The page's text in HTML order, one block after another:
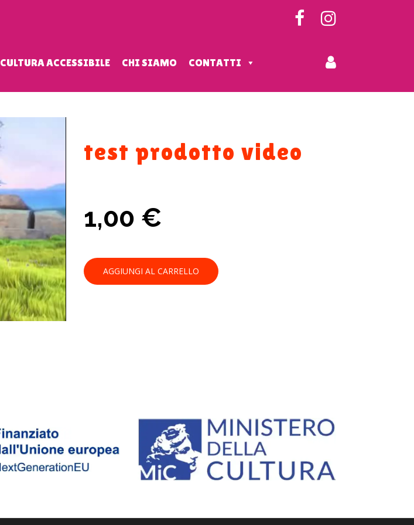
CULTURA ACCESSIBILE CHI SIAMO CONTATTI
test prodotto video
1,00 €
AGGIUNGI AL CARRELLO